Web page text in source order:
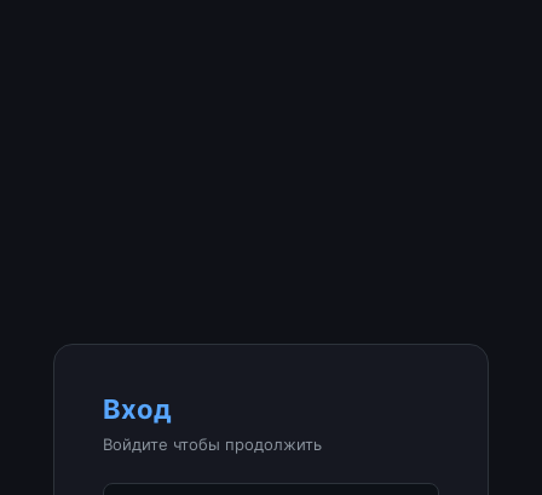
Вход
Войдите чтобы продолжить